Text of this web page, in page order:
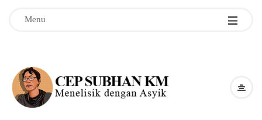
Menu
C
e